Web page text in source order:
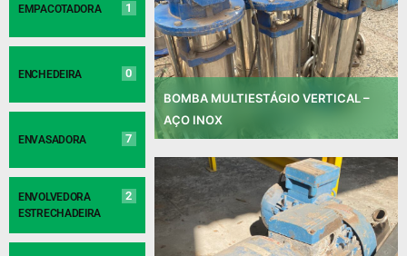
EMPACOTADORA 1
ENCHEDEIRA 0
ENVASADORA 7
ENVOLVEDORA
ESTRECHADEIRA
2
BOMBA MULTIESTÁGIO VERTICAL –
AÇO INOX